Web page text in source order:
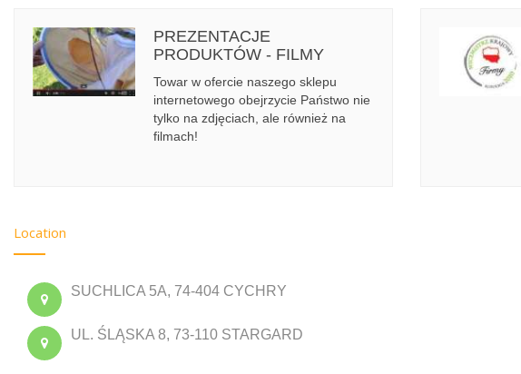
PREZENTACJE
PRODUKTÓW - FILMY
Towar w ofercie naszego sklepu
internetowego obejrzycie Państwo nie
tylko na zdjęciach, ale również na
filmach!
Location
SUCHLICA 5A, 74-404 CYCHRY
UL. ŚLĄSKA 8, 73-110 STARGARD